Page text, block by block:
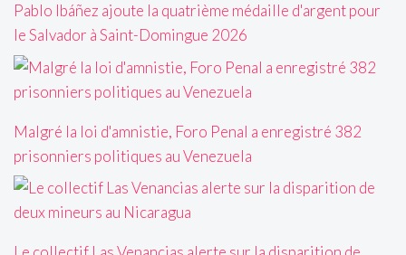
Pablo Ibáñez ajoute la quatrième médaille d'argent pour
le Salvador à Saint-Domingue 2026
Malgré la loi d'amnistie, Foro Penal a enregistré 382
prisonniers politiques au Venezuela